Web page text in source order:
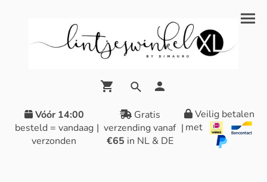
Vóór 14:00
besteld = vandaag
verzonden
|
Gratis
verzending vanaf
€65 in NL & DE
|
Veilig betalen
met